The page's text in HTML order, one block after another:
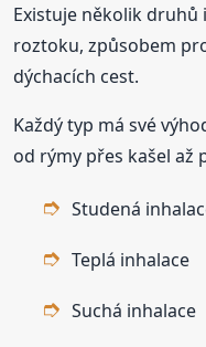
Existuje několik druhů
roztoku, způsobem
dýchacích cest.
Každý typ má své
od rýmy přes kašel až
Studená
Teplá inhalace
Suchá inhalace